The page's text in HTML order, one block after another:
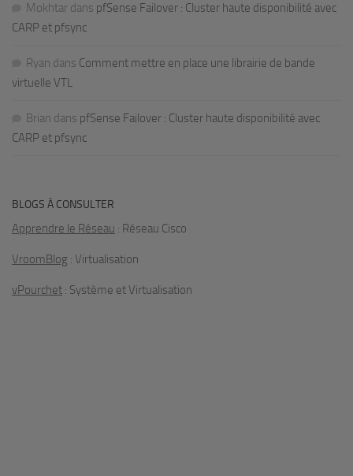
Mokhtar dans pfSense Failover : Cluster haute disponibilité avec
CARP et pfsync
Ryan dans Comment mettre en place une librairie de bande
virtuelle VTL
Brian dans pfSense Failover : Cluster haute disponibilité avec
CARP et pfsync
BLOGS À CONSULTER
Apprendre le Réseau : Réseau Cisco
VroomBlog : Virtualisation
vPourchet : Système et Virtualisation